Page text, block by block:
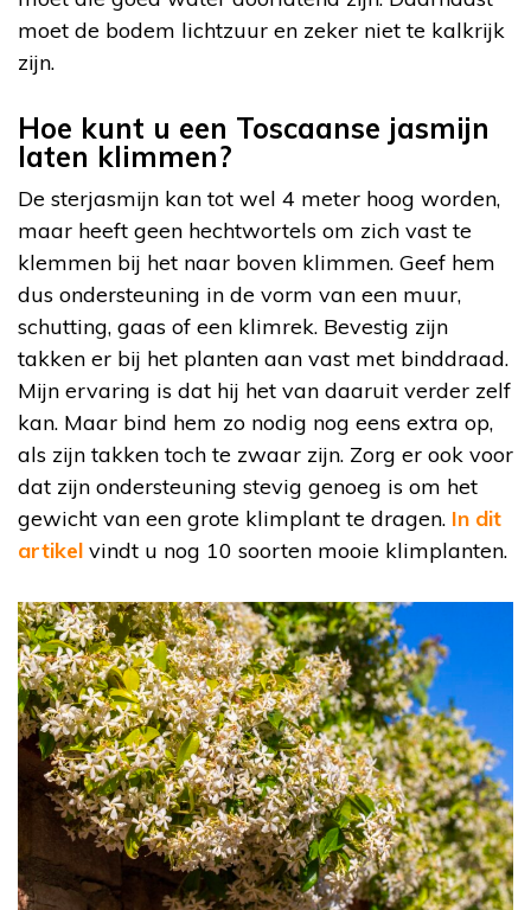
moet de bodem lichtzuur en zeker niet te kalkrijk
zijn.
Hoe kunt u een Toscaanse jasmijn
laten klimmen?
De sterjasmijn kan tot wel 4 meter hoog worden,
maar heeft geen hechtwortels om zich vast te
klemmen bij het naar boven klimmen. Geef hem
dus ondersteuning in de vorm van een muur,
schutting, gaas of een klimrek. Bevestig zijn
takken er bij het planten aan vast met binddraad.
Mijn ervaring is dat hij het van daaruit verder zelf
kan. Maar bind hem zo nodig nog eens extra op,
als zijn takken toch te zwaar zijn. Zorg er ook voor
dat zijn ondersteuning stevig genoeg is om het
gewicht van een grote klimplant te dragen. In dit
artikel vindt u nog 10 soorten mooie klimplanten.